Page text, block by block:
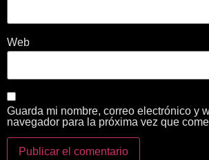
Web
Guarda mi nombre, correo electrónico y
navegador para la próxima vez que